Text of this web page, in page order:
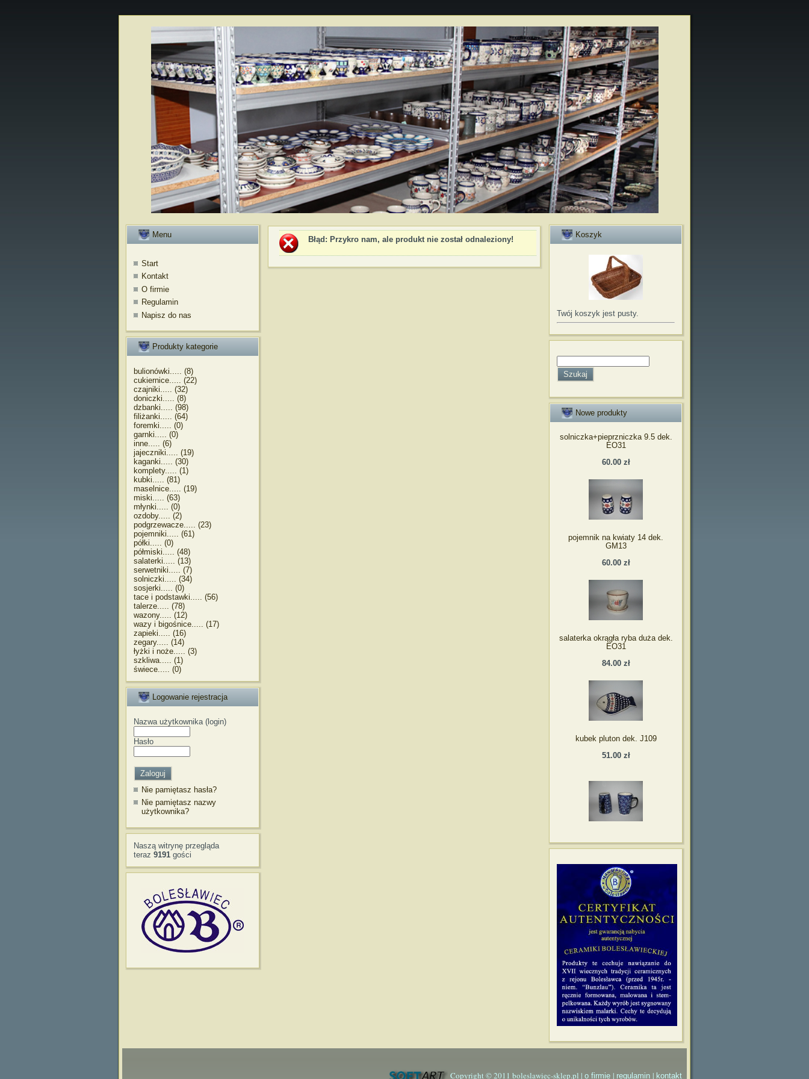
Menu
Start
Kontakt
O firmie
Regulamin
Napisz do nas
Produkty kategorie
bulionówki..... (8)
cukiernice..... (22)
czajniki..... (32)
doniczki..... (8)
dzbanki..... (98)
filiżanki..... (64)
foremki..... (0)
garnki..... (0)
inne..... (6)
jajeczniki..... (19)
kaganki..... (30)
komplety..... (1)
kubki..... (81)
maselnice..... (19)
miski..... (63)
młynki..... (0)
ozdoby..... (2)
podgrzewacze..... (23)
pojemniki..... (61)
półki..... (0)
półmiski..... (48)
salaterki..... (13)
serwetniki..... (7)
solniczki..... (34)
sosjerki..... (0)
tace i podstawki..... (56)
talerze..... (78)
wazony..... (12)
wazy i bigośnice..... (17)
zapieki..... (16)
zegary..... (14)
łyżki i noże..... (3)
szkliwa..... (1)
świece..... (0)
Logowanie rejestracja
Nazwa użytkownika (login)
Hasło
Nie pamiętasz hasła?
Nie pamiętasz nazwy
użytkownika?
Naszą witrynę przegląda
teraz 9191 gości
Błąd : Przykro nam, ale produkt nie został odnaleziony!
Koszyk
Twój koszyk jest pusty.
Nowe produkty
solniczka+pieprzniczka 9.5 dek.
EO31
60.00 zł
pojemnik na kwiaty 14 dek.
GM13
60.00 zł
salaterka okrągła ryba duża dek.
EO31
84.00 zł
kubek pluton dek. J109
51.00 zł
Copyright © 2011 boleslawiec-sklep.pl | o firmie | regulamin | kontakt